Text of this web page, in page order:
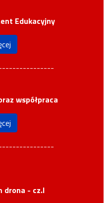
Edukacyjny
współpraca
drona - cz.I